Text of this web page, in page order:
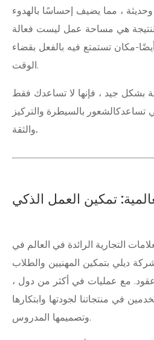
وحديثة ، مما يضيف إحساسًا بالهدوء
هي مساحة عمل ليست فعالة
مكان تستمتع فيه بالفعل بقضاء
الوقت.
بشكل جيد ، فإنها لا تساعدك فقط
تساعدكالشعور بالسيطرة والتركيز
والثقة.
تمكين العمل الذكي
التجارية الرائدة في العالم في
ديلي بتمكين المهنيين والطلاب
عقود. مع عمليات في أكثر من دول ،
في منتجاتنا لجودتها وابتكارها
وتصميمها المدروس.